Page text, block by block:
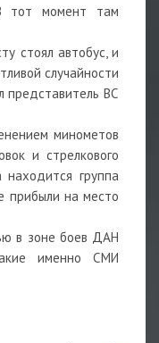
тот момент там
стоял автобус, и
случайности
представитель ВС
минометов
и стрелкового
группа
прибыли на место
в зоне боев ДАН
именно СМИ